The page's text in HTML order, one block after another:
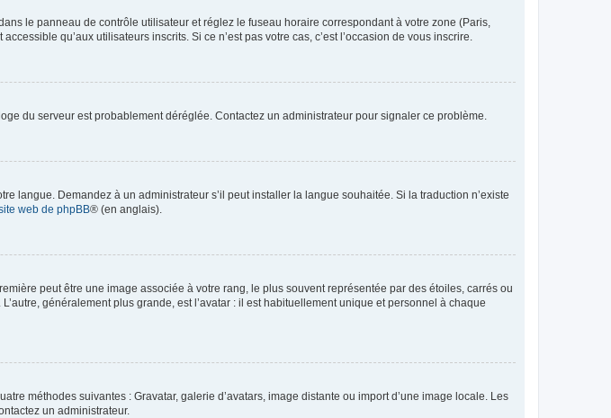
le panneau de contrôle utilisateur et réglez le fuseau horaire correspondant à votre zone (Paris,
qu’aux utilisateurs inscrits. Si ce n’est pas votre cas, c’est l’occasion de vous inscrire.
du serveur est probablement déréglée. Contactez un administrateur pour signaler ce problème.
langue. Demandez à un administrateur s’il peut installer la langue souhaitée. Si la traduction n’existe
web de phpBB® (en anglais).
peut être une image associée à votre rang, le plus souvent représentée par des étoiles, carrés ou
généralement plus grande, est l’avatar : il est habituellement unique et personnel à chaque
méthodes suivantes : Gravatar, galerie d’avatars, image distante ou import d’une image locale. Les
un administrateur.